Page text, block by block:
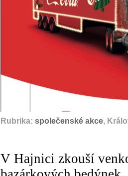
Rubrika: společenské akce,
V Hajnici zkouší